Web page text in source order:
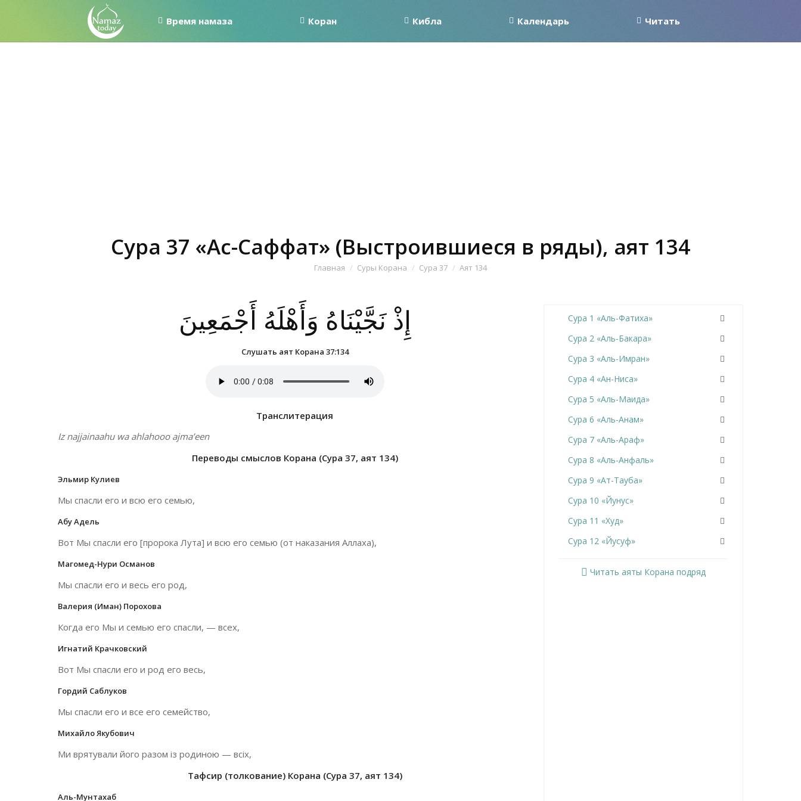
Время намаза Коран Кибла Календарь Читать
Сура 37 «Ас-Саффат» (Выстроившиеся в ряды), аят 134
Вы здесь:
Главная Суры Корана Сура 37 Аят 134
إِذْ نَجَّيْنَاهُ وَأَهْلَهُ أَجْمَعِينَ
Слушать аят Корана 37:134
Транслитерация
Iz najjainaahu wa ahlahooo ajma’een
Переводы смыслов Корана (Сура 37, аят 134)
Эльмир Кулиев
Мы спасли его и всю его семью,
Абу Адель
Вот Мы спасли его [пророка Лута] и всю его семью (от наказания Аллаха),
Магомед-Нури Османов
Мы спасли его и весь его род,
Валерия (Иман) Порохова
Когда его Мы и семью его спасли, — всех,
Игнатий Крачковский
Вот Мы спасли его и род его весь,
Гордий Саблуков
Мы спасли его и все его семейство,
Михайло Якубович
Ми врятували його разом із родиною — всіх,
Тафсир (толкование) Корана (Сура 37, аят 134)
Аль-Мунтахаб
Сура 1 «Аль-Фатиха»
Сура 2 «Аль-Бакара»
Сура 3 «Аль-Имран»
Сура 4 «Ан-Ниса»
Сура 5 «Аль-Маида»
Сура 6 «Аль-Анам»
Сура 7 «Аль-Араф»
Сура 8 «Аль-Анфаль»
Сура 9 «Ат-Тауба»
Сура 10 «Йунус»
Сура 11 «Худ»
Сура 12 «Йусуф»
Читать аяты Корана подряд